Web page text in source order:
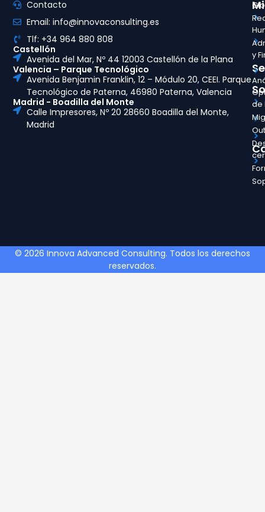
y
de
Contacto
Email: info@innovaconsulting.es
Tlf: +34 964 880 808
Castellón
Avenida del Mar, Nº 44 12003 Castellón de la Plana
Valencia – Parque Tecnológico
Avenida Benjamin Franklin, 12 – Módulo 20, CEEI. Parque
Tecnológico de Paterna, 46980 Paterna, Valencia
Madrid - Boadilla del Monte
Calle Impresores, Nº 20 28660 Boadilla del Monte,
Madrid
© 2026 Innova Advanced Consulting. Todos los derechos
reservados.